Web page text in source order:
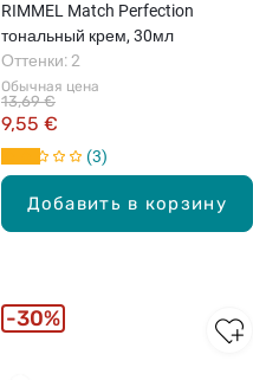
Добавить в корзину
RIMMEL Match Perfection
тональный крем, 30мл
Обычная цена
9,55 €
13,69 €
Оттенки: 2
3
30%